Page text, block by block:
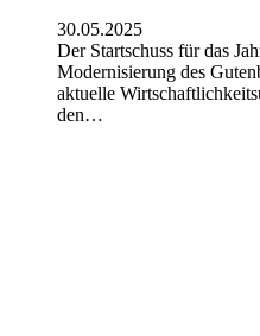
30.05.2025
Der Startschuss für das
Modernisierung des
aktuelle
den…